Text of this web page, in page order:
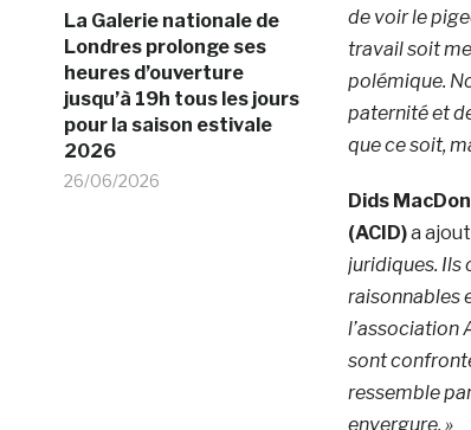
La Galerie nationale de
Londres prolonge ses
heures d’ouverture
jusqu’à 19h tous les jours
pour la saison estivale
2026
26/06/2026
de voir le
travail soit
polémique.
paternité et
que ce soit,
Dids
(ACID)a
juridiques. Ils
raisonnables
l’association
sont
ressemble
envergure. »